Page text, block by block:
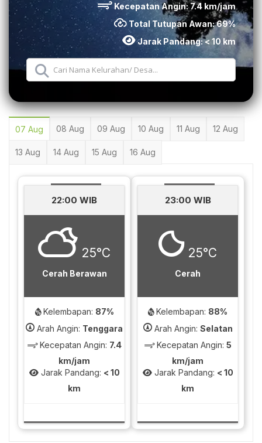
Kecepatan Angin:7.4 km/jam
Total Tutupan Awan:69%
Jarak Pandang:< 10 km
07 Aug 08 Aug 09 Aug 10 Aug 11 Aug 12 Aug
13 Aug 14 Aug 15 Aug 16 Aug
22:00 WIB
25°C
Cerah Berawan
Kelembapan: 87%
Arah Angin: Tenggara
Kecepatan Angin: 7.4
km/jam
Jarak Pandang: < 10
km
23:00 WIB
25°C
Cerah
Kelembapan: 88%
Arah Angin: Selatan
Kecepatan Angin: 5
km/jam
Jarak Pandang: < 10
km